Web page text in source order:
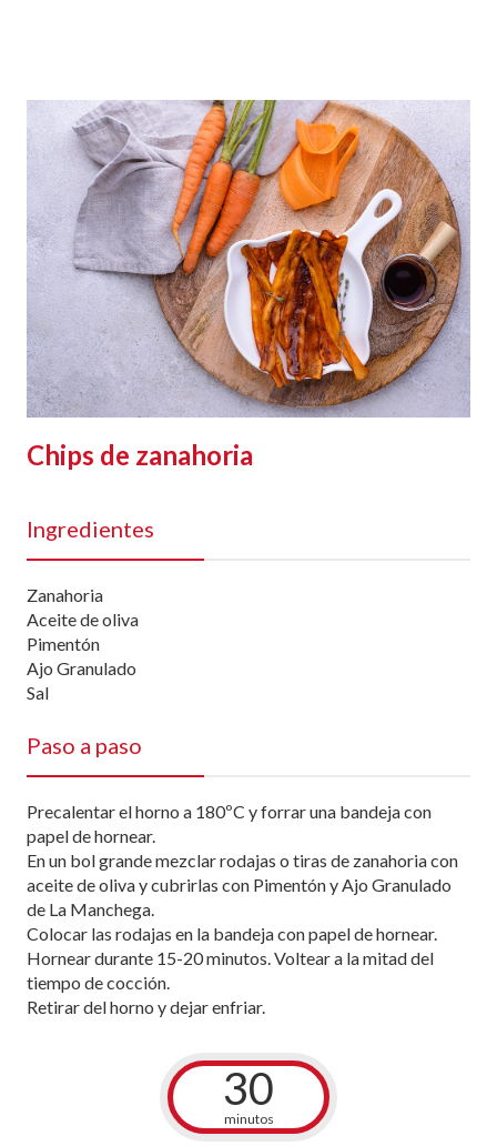
Chips de zanahoria
Ingredientes
Zanahoria
Aceite de oliva
Pimentón
Ajo Granulado
Sal
Paso a paso
Precalentar el horno a 180ºC y forrar una bandeja con
papel de hornear.
En un bol grande mezclar rodajas o tiras de zanahoria con
aceite de oliva y cubrirlas con Pimentón y Ajo Granulado
de La Manchega.
Colocar las rodajas en la bandeja con papel de hornear.
Hornear durante 15-20 minutos. Voltear a la mitad del
tiempo de cocción.
Retirar del horno y dejar enfriar.
30
minutos